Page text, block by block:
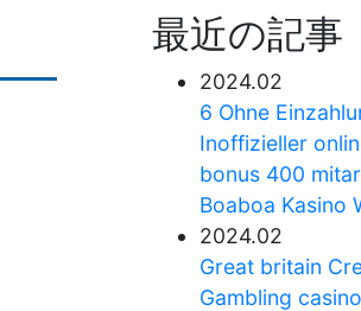
最近の記事
2024.02
6 Ohne
Inoffizieller
bonus 400
Boaboa Kasino
2024.02
Great britain
Gambling